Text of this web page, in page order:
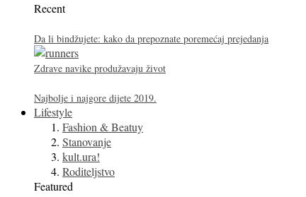
Recent
Da li bindžujete: kako da prepoznate poremećaj prejedanja
Zdrave navike produžavaju život
Najbolje i najgore dijete 2019.
Lifestyle
Fashion & Beatuy
Stanovanje
kult.ura!
Roditeljstvo
Featured